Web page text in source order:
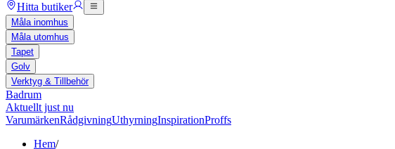
Hitta butiker
Måla inomhus
Måla utomhus
Tapet
Golv
Verktyg & Tillbehör
Badrum
Aktuellt just nu
VarumärkenRådgivningUthyrningInspirationProffs
Hem/